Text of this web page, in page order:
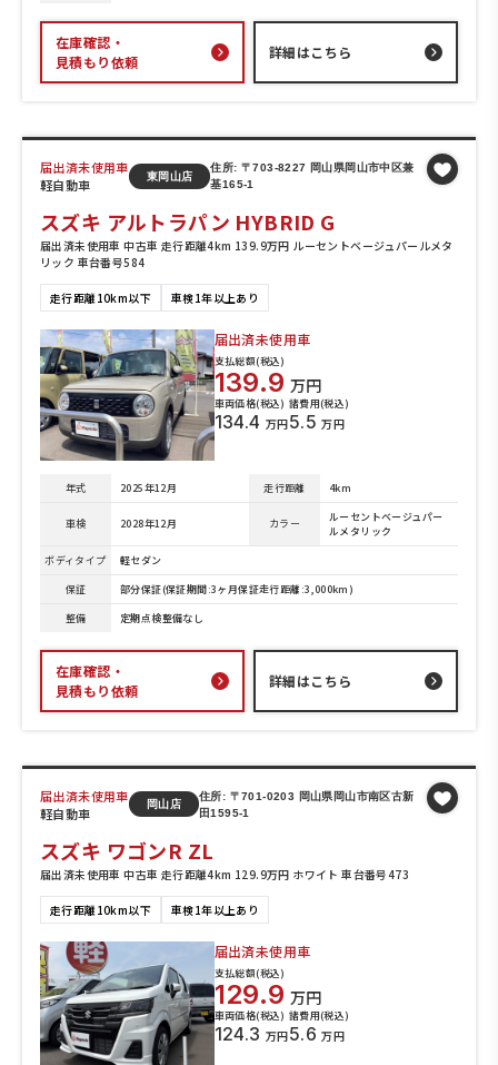
在庫確認・
見積もり依頼
詳細はこちら
届出済未使用車
軽自動車
東岡山店
住所: 〒703-8227 岡山県岡山市中区兼
基165-1
スズキ アルトラパン HYBRID G
届出済未使用車 中古車 走行距離4km 139.9万円 ルーセントベージュパールメタ
リック 車台番号584
走行距離10km以下 車検1年以上あり
届出済未使用車
支払総額(税込)
139.9 万円
車両価格(税込)
134.4 万円
諸費用(税込)
5.5 万円
年式 2025年12月 走行距離 4km
車検 2028年12月 カラー
ルーセントベージュパー
ルメタリック
ボディタイプ
軽セダン
保証
部分保証(保証期間:3ヶ月保証走行距離:3,000km)
整備
定期点検整備なし
在庫確認・
見積もり依頼
詳細はこちら
届出済未使用車
軽自動車
岡山店
住所: 〒701-0203 岡山県岡山市南区古新
田1595-1
スズキ ワゴンR ZL
届出済未使用車 中古車 走行距離4km 129.9万円 ホワイト 車台番号473
走行距離10km以下 車検1年以上あり
届出済未使用車
支払総額(税込)
129.9 万円
車両価格(税込)
124.3 万円
諸費用(税込)
5.6 万円